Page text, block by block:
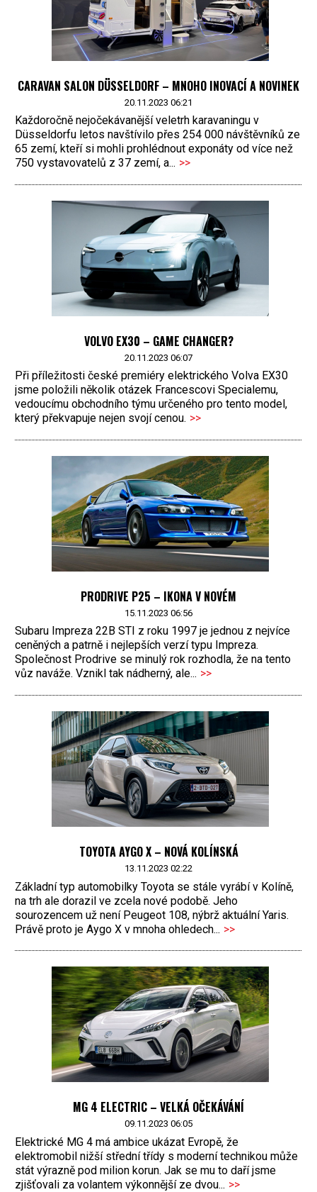
CARAVAN SALON DÜSSELDORF – MNOHO INOVACÍ A NOVINEK
20.11.2023 06:21
Každoročně nejočekávanější veletrh karavaningu v
Düsseldorfu letos navštívilo přes 254 000 návštěvníků ze
65 zemí, kteří si mohli prohlédnout exponáty od více než
750 vystavovatelů z 37 zemí, a... >>
VOLVO EX30 – GAME CHANGER?
20.11.2023 06:07
Při příležitosti české premiéry elektrického Volva EX30
jsme položili několik otázek Francescovi Specialemu,
vedoucímu obchodního týmu určeného pro tento model,
který překvapuje nejen svojí cenou. >>
PRODRIVE P25 – IKONA V NOVÉM
15.11.2023 06:56
Subaru Impreza 22B STI z roku 1997 je jednou z nejvíce
ceněných a patrně i nejlepších verzí typu Impreza.
Společnost Prodrive se minulý rok rozhodla, že na tento
vůz naváže. Vznikl tak nádherný, ale... >>
TOYOTA AYGO X – NOVÁ KOLÍNSKÁ
13.11.2023 02:22
Základní typ automobilky Toyota se stále vyrábí v Kolíně,
na trh ale dorazil ve zcela nové podobě. Jeho
sourozencem už není Peugeot 108, nýbrž aktuální Yaris.
Právě proto je Aygo X v mnoha ohledech... >>
MG 4 ELECTRIC – VELKÁ OČEKÁVÁNÍ
09.11.2023 06:05
Elektrické MG 4 má ambice ukázat Evropě, že
elektromobil nižší střední třídy s moderní technikou může
stát výrazně pod milion korun. Jak se mu to daří jsme
zjišťovali za volantem výkonnější ze dvou... >>